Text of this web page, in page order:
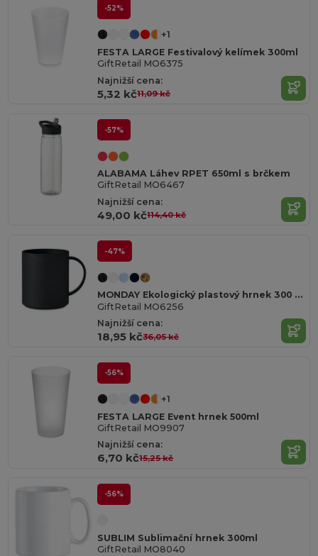
-52%
+1
FESTA LARGE Festivalový kelímek 300ml
GiftRetail MO6375
Najnižší cena:
5,32 kč11,09 kč
-57%
ALABAMA Láhev RPET 650ml s brčkem
GiftRetail MO6467
Najnižší cena:
49,00 kč114,40 kč
-47%
MONDAY Ekologický plastový hrnek 300 ml
GiftRetail MO6256
Najnižší cena:
18,95 kč36,05 kč
-56%
+1
FESTA LARGE Event hrnek 500ml
GiftRetail MO9907
Najnižší cena:
6,70 kč15,25 kč
-56%
SUBLIM Sublimační hrnek 300ml
GiftRetail MO8040